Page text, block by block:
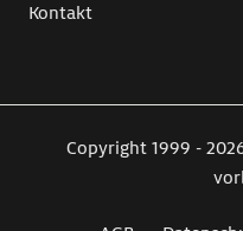
Kontakt
Copyright 1999 -